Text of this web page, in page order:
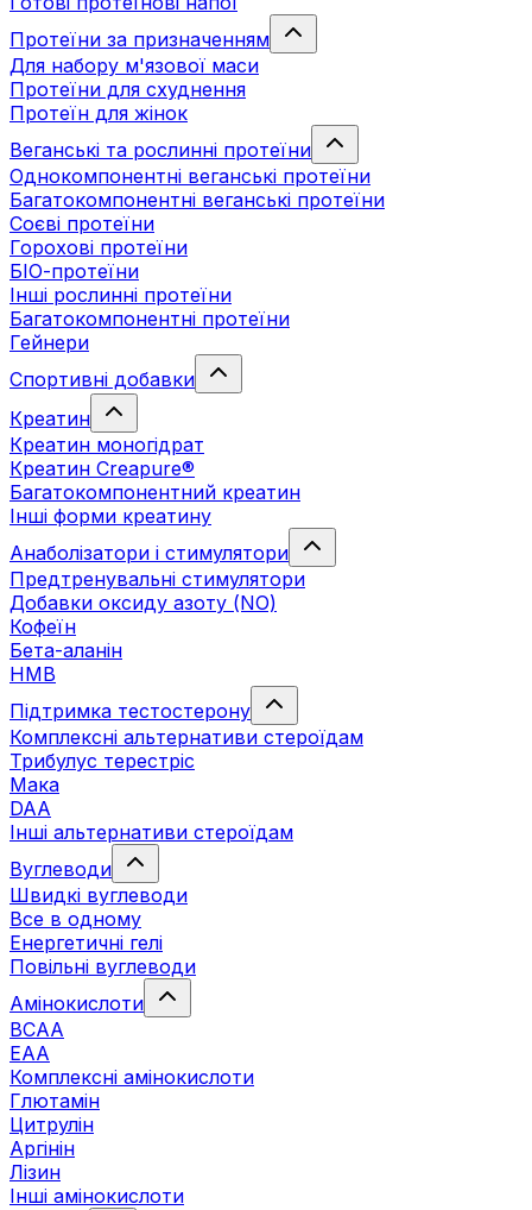
Протеїни за призначенням
Для набору м'язової маси
Протеїни для схуднення
Протеїн для жінок
Веганські та рослинні протеїни
Однокомпонентні веганські протеїни
Багатокомпонентні веганські протеїни
Cоєві протеїни
Горохові протеїни
БІО-протеїни
Інші рослинні протеїни
Багатокомпонентні протеїни
Гейнери
Спортивні добавки
Креатин
Креатин моногідрат
Креатин Creapure®
Багатокомпонентний креатин
Інші форми креатину
Анаболізатори і стимулятори
Предтренувальні стимулятори
Добавки оксиду азоту (NO)
Кофеїн
Бета-аланін
HMB
Підтримка тестостерону
Комплексні альтернативи стероїдам
Трибулус терестріс
Мака
DAA
Інші альтернативи стероїдам
Вуглеводи
Швидкі вуглеводи
Все в одному
Енергетичні гелі
Повільні вуглеводи
Амінокислоти
BCAA
EAA
Комплексні амінокислоти
Глютамін
Цитрулін
Аргінін
Лізин
Інші амінокислоти